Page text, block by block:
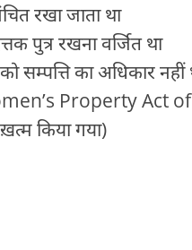
रखा जाता था
पुत्र रखना वर्जित था
को सम्पत्ति का अधिकार नहीं
Property Act of
किया गया)